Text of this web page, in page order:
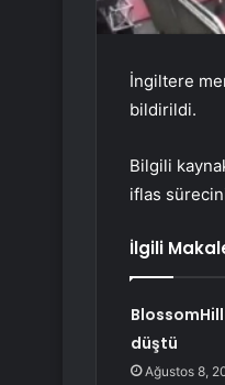
İngiltere
bildirildi.
Bilgili
iflas
İlgili
düştü
Ağustos 8,